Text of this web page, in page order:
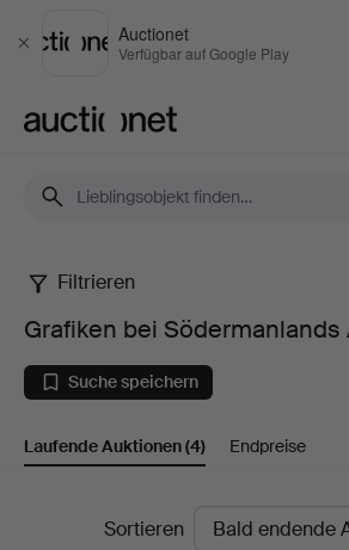
Schließen
Auctionet
Verfügbar auf Google Play
Grafiken
bei
Södermanlands
Auktionsverk
Filtrieren
Grafiken bei
Suche speichern
Laufende Auktionen(4) Endpreise
LaufendeSortieren